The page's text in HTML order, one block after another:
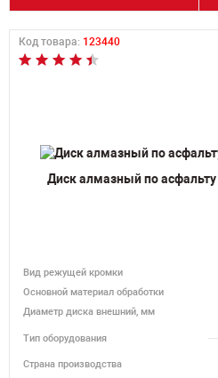
Код товара: 123440
Диск алмазный по
Вид режущей кромки
Основной материал обработки
Диаметр диска внешний, мм
Тип оборудования
Страна производства